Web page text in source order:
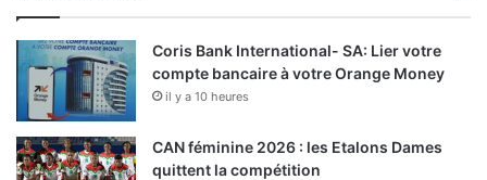
Coris Bank International- SA: Lier votre
compte bancaire à votre Orange Money
il y a 10 heures
CAN féminine 2026 : les Etalons Dames
quittent la compétition